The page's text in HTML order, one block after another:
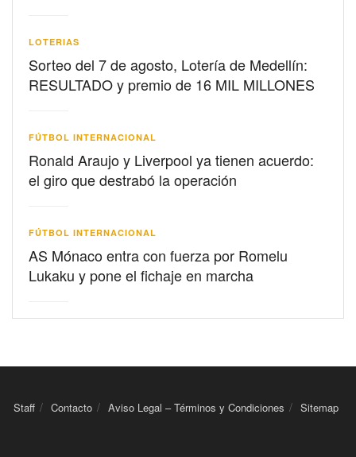
LOTERIAS
Sorteo del 7 de agosto, Lotería de Medellín:
RESULTADO y premio de 16 MIL MILLONES
FÚTBOL INTERNACIONAL
Ronald Araujo y Liverpool ya tienen acuerdo:
el giro que destrabó la operación
FÚTBOL INTERNACIONAL
AS Mónaco entra con fuerza por Romelu
Lukaku y pone el fichaje en marcha
Staff Contacto Aviso Legal – Términos y Condiciones Sitemap